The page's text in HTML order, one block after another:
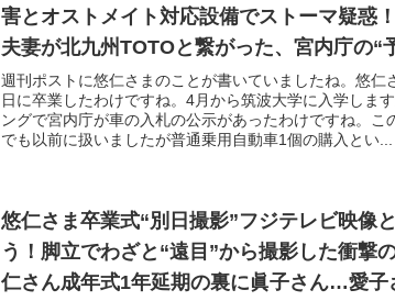
害とオストメイト対応設備でストーマ疑惑
夫妻が北九州TOTOと繋がった、宮内庁の“
札
週刊ポストに悠仁さまのことが書いていましたね。悠仁
日に卒業したわけですね。4月から筑波大学に入学しま
ングで宮内庁が車の入札の公示があったわけですね。こ
でも以前に扱いましたが普通乗用自動車1個の購入とい...
悠仁さま卒業式“別日撮影”フジテレビ映像
う！脚立でわざと“遠目”から撮影した衝撃
仁さん成年式1年延期の裏に眞子さん…愛子